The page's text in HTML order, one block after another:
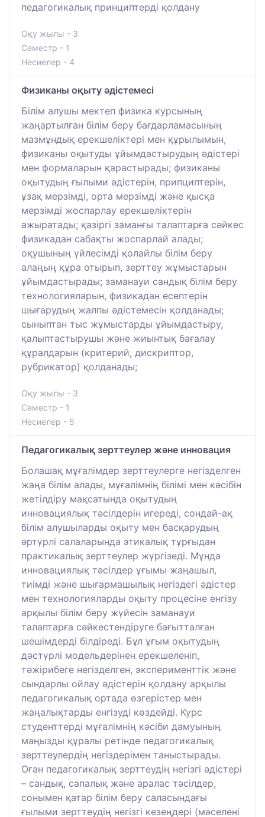
педагогикалық принциптерді қолдану
Оқу жылы - 3
Семестр - 1
Несиелер - 4
Физиканы оқыту әдістемесі
Білім алушы мектеп физика курсының
жаңартылған білім беру бағдарламасының
мазмұндық ерекшеліктері мен құрылымын,
физиканы оқытуды ұйымдастырудың әдістері
мен формаларын қарастырады; физиканы
оқытудың ғылыми әдістерін, припциптерін,
ұзақ мерзімді, орта мерзімді және қысқа
мерзімді жоспарлау ерекшеліктерін
ажыратады; қазіргі заманғы талаптарға сәйкес
физикадан сабақты жоспарлай алады;
оқушының үйлесімді қолайлы білім беру
алаңың құра отырып, зерттеу жұмыстарын
ұйымдастырады; заманауи сандық білім беру
технологияларын, физикадан есептерін
шығарудың жалпы әдістемесін қолданады;
сыныптан тыс жұмыстарды ұйымдастыру,
қалыптастырушы және жиынтық бағалау
құралдарын (критерий, дискриптор,
рубрикатор) қолданады;
Оқу жылы - 3
Семестр - 1
Несиелер - 5
Педагогикалық зерттеулер және инновация
Болашақ мұғалімдер зерттеулерге негізделген
жаңа білім алады, мұғалімнің білімі мен кәсібін
жетілдіру мақсатында оқытудың
инновациялық тәсілдерін игереді, сондай-ақ
білім алушыларды оқыту мен басқарудың
әртүрлі салаларында этикалық тұрғыдан
практикалық зерттеулер жүргізеді. Мұнда
инновациялық тәсілдер ұғымы жаңашыл,
тиімді және шығармашылық негіздегі әдістер
мен технологияларды оқыту процесіне енгізу
арқылы білім беру жүйесін заманауи
талаптарға сәйкестендіруге бағытталған
шешімдерді білдіреді. Бұл ұғым оқытудың
дәстүрлі модельдерінен ерекшеленіп,
тәжірибеге негізделген, эксперименттік және
сындарлы ойлау әдістерін қолдану арқылы
педагогикалық ортада өзгерістер мен
жаңалықтарды енгізуді көздейді. Курс
студенттерді мұғалімнің кәсіби дамуының
маңызды құралы ретінде педагогикалық
зерттеулердің негіздерімен таныстырады.
Оған педагогикалық зерттеудің негізгі әдістері
– сандық, сапалық және аралас тәсілдер,
сонымен қатар білім беру саласындағы
ғылыми зерттеудің негізгі кезеңдері (мәселені